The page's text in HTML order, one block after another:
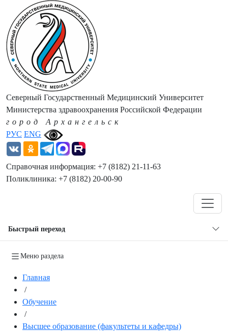
РУС ENG
Северный Государственный Медицинский Университет
Министерства здравоохранения Российской Федерации
город Архангельск
Справочная информация: +7 (8182) 21-11-63
Поликлиника: +7 (8182) 20-00-90
Быстрый переход
Меню раздела
Главная
/
Обучение
/
Высшее образование (факультеты и кафедры)